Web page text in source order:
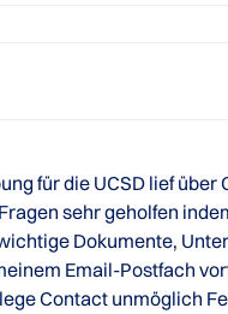
für die UCSD lief über
sehr geholfen
Dokumente,
Email-Postfach
Contact unmöglich